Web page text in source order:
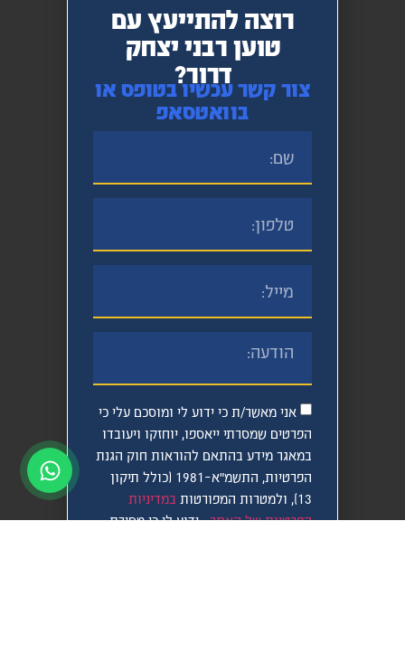
רוצה להתייעץ עם
טוען רבני יצחק
דרור?
צור קשר עכשיו בטופס או
בוואטסאפ
אני מאשר/ת כי ידוע לי ומוסכם עלי כי
הפרטים שמסרתי ייאספו, יוחזקו ויעובדו
במאגר מידע בהתאם להוראות חוק הגנת
הפרטיות, התשמ"א–1981 (כולל תיקון
13), ולמטרות המפורטות
במדיניות
הפרטיות של האתר. ידוע לי כי מסירת